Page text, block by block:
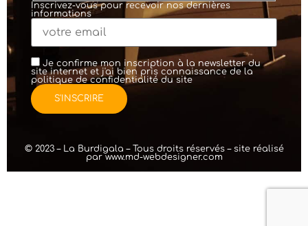
Inscrivez-vous pour recevoir nos dernières
informations
Je confirme mon inscription à la newsletter du
site internet et j'ai bien pris connaissance de la
politique de confidentialitédu site
© 2023 – La Burdigala – Tous droits réservés – site réalisé
par www.md-webdesigner.com
WordPress